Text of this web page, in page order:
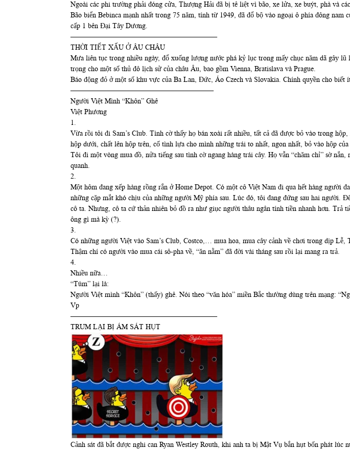
Ngoài các phi trường phải đóng cửa, Thượng Hải đã bị tê liệt vì bão, xe lửa, xe buýt, phà và
Bão biển Bebinca mạnh nhất trong 75 năm, tính từ 1949, đã đổ bộ vào ngoại ô phía đông
cấp 1 bên Đại Tây Dương.
————————————————————–
THỜI TIẾT XẤU Ở ÂU CHÂU
Mưa liên tục trong nhiều ngày, đổ xuống lượng nước phá kỷ lục trong mấy chục năm dã gây
trọng cho một số thủ đô lịch sử của châu Âu, bao gồm Vienna, Bratislava và Prague.
Báo động đỏ ở một số khu vực của Ba Lan, Đức, Áo Czech và Slovakia. Chính quyền cho biết
————————————————————
Người Việt Mình “Khôn” Ghê
Việt Phương
1.
Vừa rồi tôi đi Sam’s Club. Tình cờ thấy họ bán xoài rất nhiều, tất cả đã được bỏ vào trong
hộp dưới, chất lên hộp trên, cố tình lựa cho mình những trái to nhất, ngon nhất, bỏ vào hộp
Tôi đi một vòng mua đồ, nửa tiếng sau tình cờ ngang hàng trái cây. Họ vẫn “chăm chỉ” sờ
quanh.
2.
Một hôm đang xếp hàng rồng rắn ở Home Depot. Có một cô Việt Nam đi qua hết hàng người
những cặp mắt khó chịu của những người Mỹ phía sau. Lúc đó, tôi đang đứng sau hai
cô ta. Nhưng, cô ta cứ thản nhiên bỏ đồ ra như giục người thâu ngân tính tiền nhanh hơn.
ông gì mà kỳ (?).
3.
Có những người Việt vào Sam’s Club, Costco,… mua hoa, mua cây cảnh về chơi trong dịp
Thậm chí có người vào mua cái sô-pha về, “ăn nằm” đã đời vài tháng sau rồi lại mang ra trả.
4.
Nhiều nữa…
“Túm” lại là:
Người Việt mình “Khôn” (thấy) ghê. Nói theo “văn hóa” miền Bắc thường dùng trên mạng:
Vp
————————————————————–
TRUM LẠI BỊ ÁM SÁT HỤT
Cảnh sát đã bắt được nghi can Ryan Westley Routh, khi anh ta bị Mật Vụ bắn hụt bốn phát